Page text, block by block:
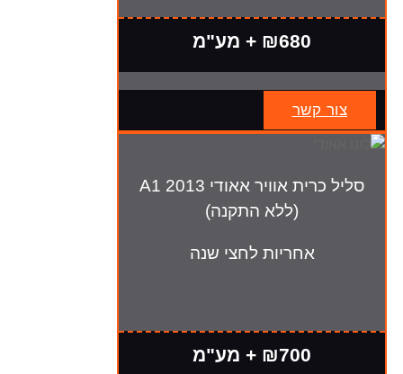
₪680 + מע"מ
צור קשר
סליל כרית אוויר אאודי A1 2013
(ללא התקנה)
אחריות לחצי שנה
₪700 + מע"מ